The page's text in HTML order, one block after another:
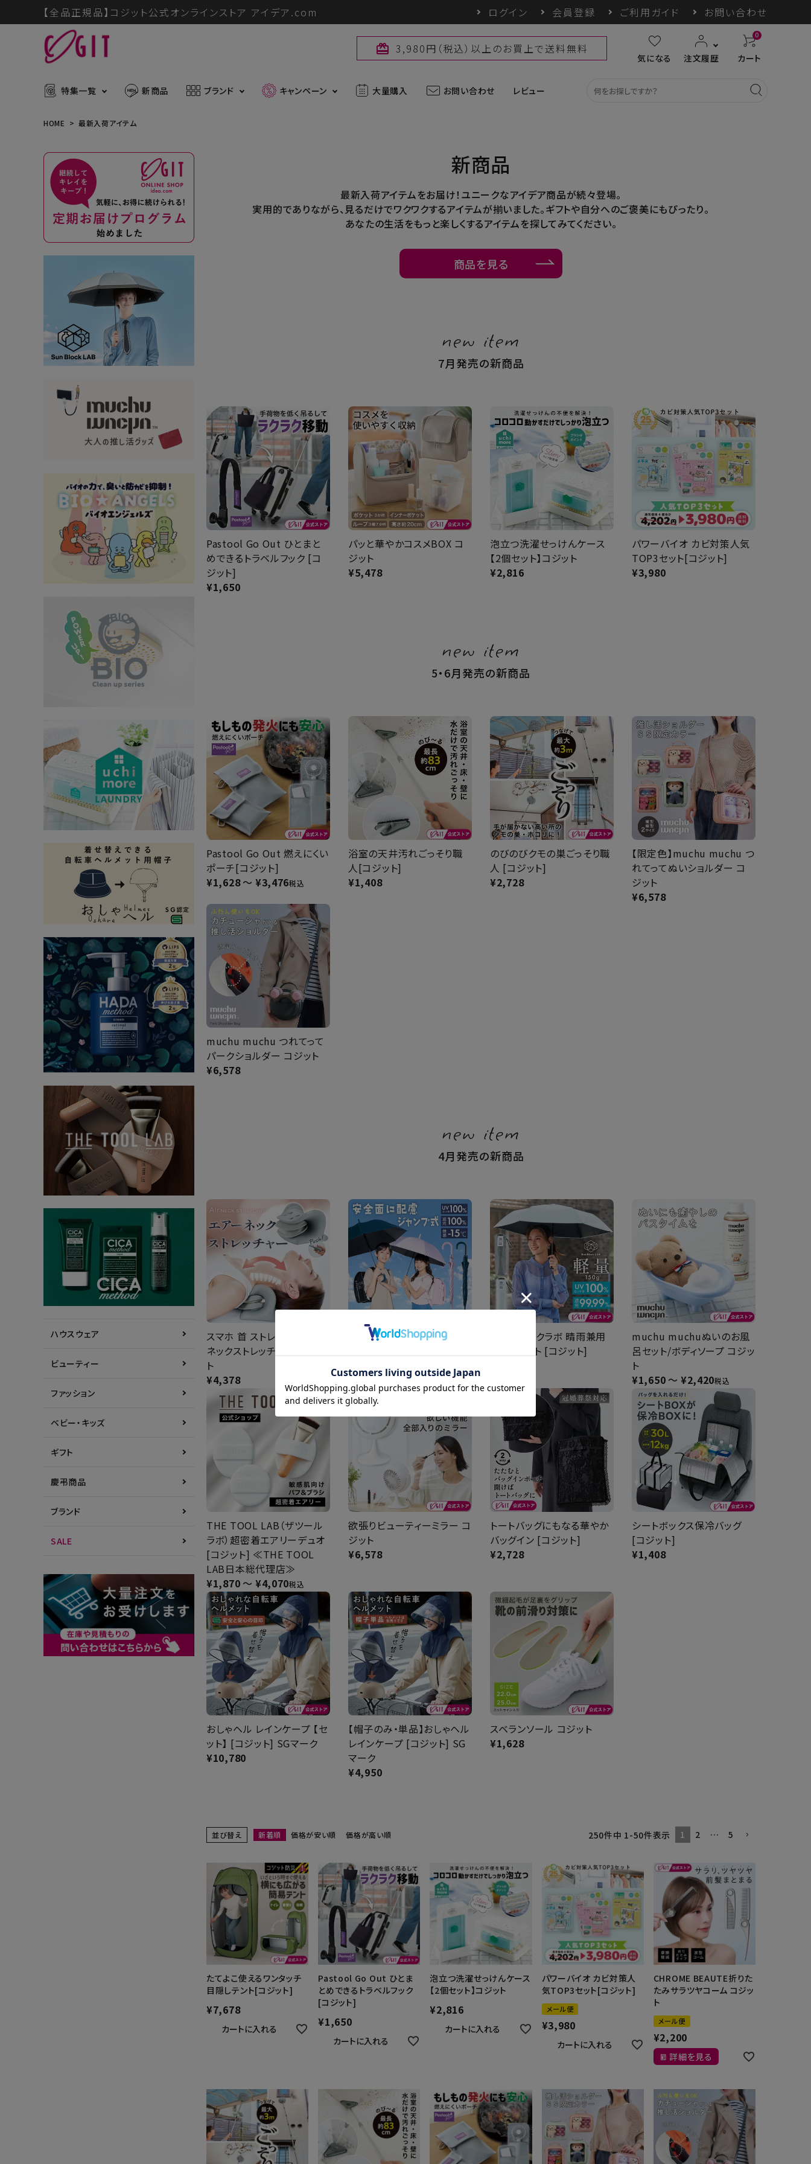
【全品正規品】コジット公式オンラインストア アイデア.com ログイン 会員登録 ご利用ガイド お問い合わせ
card_giftcard 3,980円（税込）以上のお買上で送料無料
気になる 注文履歴
0
カート
特集一覧
メディア掲載アイテム
推し活グッズ 掃除グッズ アウトドアグッズ 収納グッズ
防災グッズ
大量購入・法人
新商品 ブランド
muchu muchu Sun Block LAB パワーバイオ uchimore COGIT防災
キャンペーン 大量購入 お問い合わせ レビュー
ACCOUNT MENU
ようこそ ゲスト 様
ログイン 会員登録
推し活グッズ
アウトドア・トラベル
お悩み解決コラム
プライバシーポリシー
特定商取引法について
お問い合わせ
HOME 最新入荷アイテム
ハウスウェア
ビューティー
ファッション
ベビー・キッズ
ギフト
慶弔商品
ブランド
SALE
新商品
最新入荷アイテムをお届け！ユニークなアイデア商品が続々登場。
実用的でありながら、見るだけでワクワクするアイテムが揃いました。ギフトや自分へのご褒美にもぴったり。
あなたの生活をもっと楽しくするアイテムを探してみてください。
商品を見る
new item
7月発売の新商品
Pastool Go Out ひとまと
めできるトラベルフック [コ
ジット]
¥1,650
パッと華やかコスメBOX コ
ジット
¥5,478
泡立つ洗濯せっけんケース
【2個セット】コジット
¥2,816
パワーバイオ カビ対策人気
TOP3セット[コジット]
¥3,980
new item
5・6月発売の新商品
Pastool Go Out 燃えにくい
ポーチ[コジット]
¥1,628〜 ¥3,476税込
浴室の天井汚れごっそり職
人[コジット]
¥1,408
のびのびクモの巣ごっそり職
人 [コジット]
¥2,728
【限定色】muchu muchu つ
れてってぬいショルダー コ
ジット
¥6,578
muchu muchu つれてって
パークショルダー コジット
¥6,578
new item
4月発売の新商品
スマホ 首 ストレッチ エアー
ネックストレッチャー コジッ
ト
¥4,378
サンブロックラボ 遮夏クー
¥5,478
サンブロックラボ 晴雨兼用
傘3段ライト [コジット]
muchu muchuぬいのお風
呂セット/ボディソープ コジッ
ト
¥1,650 〜 ¥2,420税込
THE TOOL LAB（ザツール
ラボ）超密着エアリーデュオ
[コジット] ≪THE TOOL
LAB日本総代理店≫
¥1,870 〜 ¥4,070税込
欲張りビューティーミラー コ
ジット
¥6,578
トートバッグにもなる華やか
バッグイン [コジット]
¥2,728
シートボックス保冷バッグ
[コジット]
¥1,408
おしゃヘル レインケープ 【セ
ット】 [コジット] SGマーク
¥10,780
【帽子のみ・単品】おしゃヘル
レインケープ [コジット] SG
マーク
¥4,950
スベランソール コジット
¥1,628
並び替え 新着順 価格が安い順 価格が高い順 250件中 1-50件表示 1 2 … 5
たてよこ使えるワンタッチ
目隠しテント[コジット]
¥7,678
カートに入れる
Pastool Go Out ひとま
とめできるトラベルフック
[コジット]
¥1,650
カートに入れる
泡立つ洗濯せっけんケース
【2個セット】コジット
¥2,816
カートに入れる
パワーバイオ カビ対策人
気TOP3セット[コジット]
メール便
¥3,980
カートに入れる
CHROME BEAUTE折りた
たみサラツヤコーム コジッ
ト
メール便
¥2,200
詳細を見る